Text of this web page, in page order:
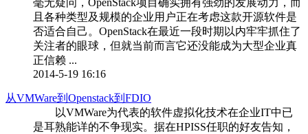
毫无疑问，OpenStack项目确实拥有强劲的发展动力，而
且各种类型及规模的企业用户正在考虑这款开源软件是
否适合自己。OpenStack在最近一段时期以内牢牢抓住了
关注者的眼球，但就当前而言它还没能成为大型企业真
正信赖 ...
2014-5-19 16:16
从VMWare到Openstack到FDIO
以VMWare为代表的软件虚拟化技术在企业IT中已
是耳熟能详的不争现实。据在HPISS任职的好友告知，